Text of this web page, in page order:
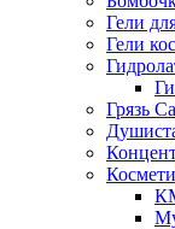
Гели
Гели
Грязь